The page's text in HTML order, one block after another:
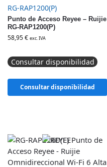
RG-RAP1200(P)
Punto de Acceso Reyee – Ruijie
RG-RAP1200(P)
58,95€ exc. IVA
Consultar disponibilidad
Consultar disponibilidad